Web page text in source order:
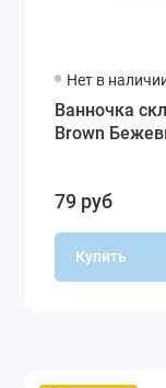
Нет в
Ванночка
Brown
79 руб
Купить